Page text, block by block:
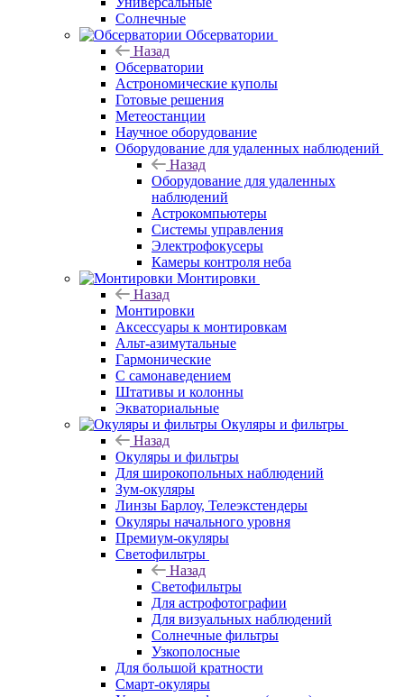
Солнечные
Обсерватории
Назад
Обсерватории
Астрономические куполы
Готовые решения
Метеостанции
Научное оборудование
Оборудование для удаленных наблюдений
Назад
Оборудование для удаленных
наблюдений
Астрокомпьютеры
Системы управления
Электрофокусеры
Камеры контроля неба
Монтировки
Назад
Монтировки
Аксессуары к монтировкам
Альт-азимутальные
Гармонические
С самонаведением
Штативы и колонны
Экваториальные
Окуляры и фильтры
Назад
Окуляры и фильтры
Для широкопольных наблюдений
Зум-окуляры
Линзы Барлоу, Телеэкстендеры
Окуляры начального уровня
Премиум-окуляры
Светофильтры
Назад
Светофильтры
Для астрофотографии
Для визуальных наблюдений
Солнечные фильтры
Узкополосные
Для большой кратности
Смарт-окуляры